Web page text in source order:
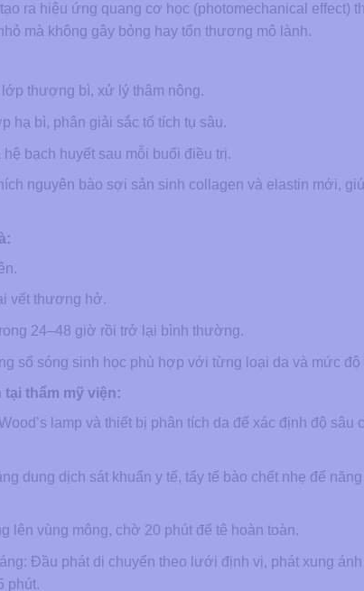
ra hiệu ứng quang cơ học (photomechanical effect)
mà không gây bỏng hay tổn thương mô lành.
thượng bì, xử lý thâm nông.
hạ bì, phân giải sắc tố tích tụ sâu.
bạch huyết sau mỗi buổi điều trị.
nguyên bào sợi sản sinh collagen và elastin mới,
vết thương hở.
24–48 giờ rồi trở lại bình thường.
số sóng sinh học phù hợp với từng loại da và mức độ
thẩm mỹ viện:
lamp và thiết bị phân tích da để xác định độ sâu
dung dịch sát khuẩn y tế, tẩy tế bào chết nhẹ để
lên vùng mông, chờ 20 phút để tê hoàn toàn.
Đầu phát di chuyển theo lưới định vị, phát xung
phút.